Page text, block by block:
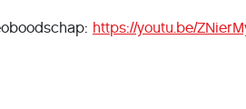
https://youtu.be/